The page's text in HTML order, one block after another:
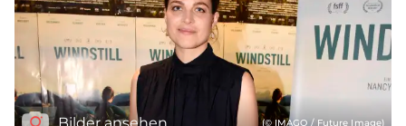
(© IMAGO / Future Image)